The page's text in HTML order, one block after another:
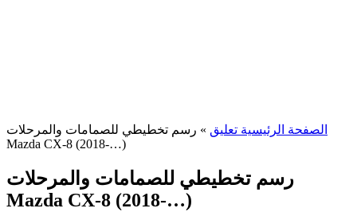
الصفحة الرئيسية تعليق » رسم تخطيطي للصمامات والمرحلات
Mazda CX-8 (2018-…)
رسم تخطيطي للصمامات والمرحلات
Mazda CX-8 (2018-…)